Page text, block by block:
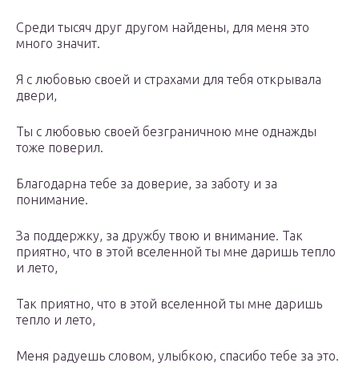
Среди тысяч друг другом найдены, для меня это
много значит.
Я с любовью своей и страхами для тебя открывала
двери,
Ты с любовью своей безграничною мне однажды
тоже поверил.
Благодарна тебе за доверие, за заботу и за
понимание.
За поддержку, за дружбу твою и внимание. Так
приятно, что в этой вселенной ты мне даришь тепло
и лето,
Так приятно, что в этой вселенной ты мне даришь
тепло и лето,
Меня радуешь словом, улыбкою, спасибо тебе за это.